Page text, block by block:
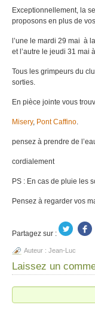
Exceptionnellement, la
proposons en plus de
l’une le mardi 29 mai à
et l’autre le jeudi 31 mai
Tous les grimpeurs du
sorties.
En pièce jointe vous
Misery, Pont Caffino.
pensez à prendre de
cordialement
PS : En cas de pluie les
Pensez à regarder vos
Partagez sur :
Auteur : Jean-Luc
Laissez un